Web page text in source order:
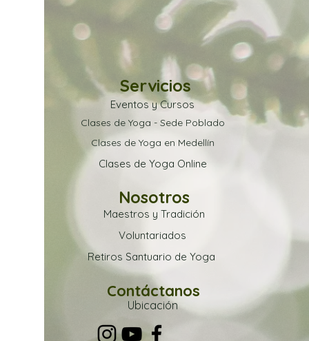
Servicios
Nosotros
Contáctanos
Eventos y Cursos
Clases de Yoga - Sede Poblado
Clases de Yoga en Medellín
Clases de Yoga Online
Maestros y Tradición
Voluntariados
Retiros Santuario de Yoga
Ubicación